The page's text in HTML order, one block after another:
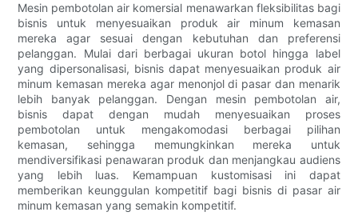
Mesin pembotolan air komersial menawarkan fleksibilitas bagi
bisnis untuk menyesuaikan produk air minum kemasan
mereka agar sesuai dengan kebutuhan dan preferensi
pelanggan. Mulai dari berbagai ukuran botol hingga label
yang dipersonalisasi, bisnis dapat menyesuaikan produk air
minum kemasan mereka agar menonjol di pasar dan menarik
lebih banyak pelanggan. Dengan mesin pembotolan air,
bisnis dapat dengan mudah menyesuaikan proses
pembotolan untuk mengakomodasi berbagai pilihan
kemasan, sehingga memungkinkan mereka untuk
mendiversifikasi penawaran produk dan menjangkau audiens
yang lebih luas. Kemampuan kustomisasi ini dapat
memberikan keunggulan kompetitif bagi bisnis di pasar air
minum kemasan yang semakin kompetitif.